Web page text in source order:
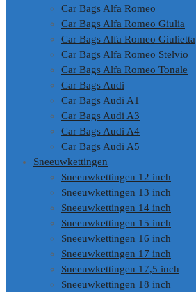
Car Bags Alfa Romeo
Car Bags Alfa Romeo Giulia
Car Bags Alfa Romeo Giulietta
Car Bags Alfa Romeo Stelvio
Car Bags Alfa Romeo Tonale
Car Bags Audi
Car Bags Audi A1
Car Bags Audi A3
Car Bags Audi A4
Car Bags Audi A5
Sneeuwkettingen
Sneeuwkettingen 12 inch
Sneeuwkettingen 13 inch
Sneeuwkettingen 14 inch
Sneeuwkettingen 15 inch
Sneeuwkettingen 16 inch
Sneeuwkettingen 17 inch
Sneeuwkettingen 17,5 inch
Sneeuwkettingen 18 inch